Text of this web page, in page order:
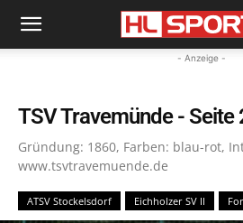
- Anzeige -
TSV Travemünde- Seite
Gründung: 1860, Farben: blau-rot,
www.tsvtravemuende.de
ATSV Stockelsdorf Eichholzer SV II